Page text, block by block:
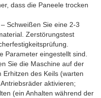
dass die Paneele trocken
– Schweißen Sie eine 2-3
Zerstörungstest
Parameter eingestellt sind.
Sie die Maschine auf der
des Keils (warten
aktivieren;
(ein Anhalten während der